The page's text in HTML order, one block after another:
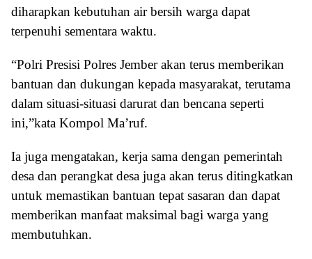
diharapkan kebutuhan air bersih warga dapat
terpenuhi sementara waktu.
“Polri Presisi Polres Jember akan terus memberikan
bantuan dan dukungan kepada masyarakat, terutama
dalam situasi-situasi darurat dan bencana seperti
ini,”kata Kompol Ma’ruf.
Ia juga mengatakan, kerja sama dengan pemerintah
desa dan perangkat desa juga akan terus ditingkatkan
untuk memastikan bantuan tepat sasaran dan dapat
memberikan manfaat maksimal bagi warga yang
membutuhkan.